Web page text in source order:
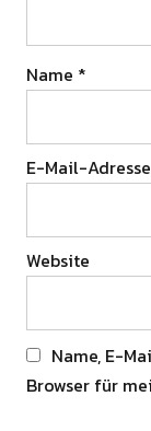
Name *
E-Mail-Adresse
Website
Name, E-
Browser für